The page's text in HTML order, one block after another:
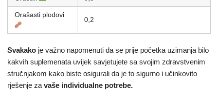
Orašasti plodovi
0,2
Svakako je važno napomenuti da se prije početka uzimanja bilo
kakvih suplemenata uvijek savjetujete sa svojim zdravstvenim
stručnjakom kako biste osigurali da je to sigurno i učinkovito
rješenje za vaše individualne potrebe.